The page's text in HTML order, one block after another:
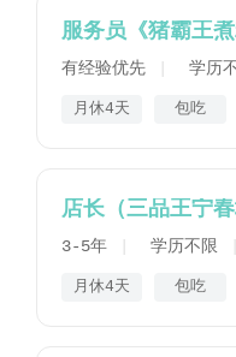
服务员《猪霸王
有经验优先 学历
月休4天 包吃
店长（三品王宁春
3-5年 学历不限
月休4天 包吃